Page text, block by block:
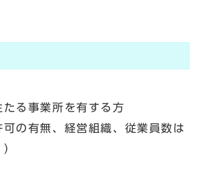
たる事業所を有する方
可の有無、経営組織、従業員数は